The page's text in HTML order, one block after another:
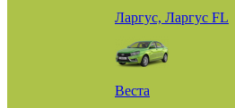
Ларгус, Ларгус FL
Веста